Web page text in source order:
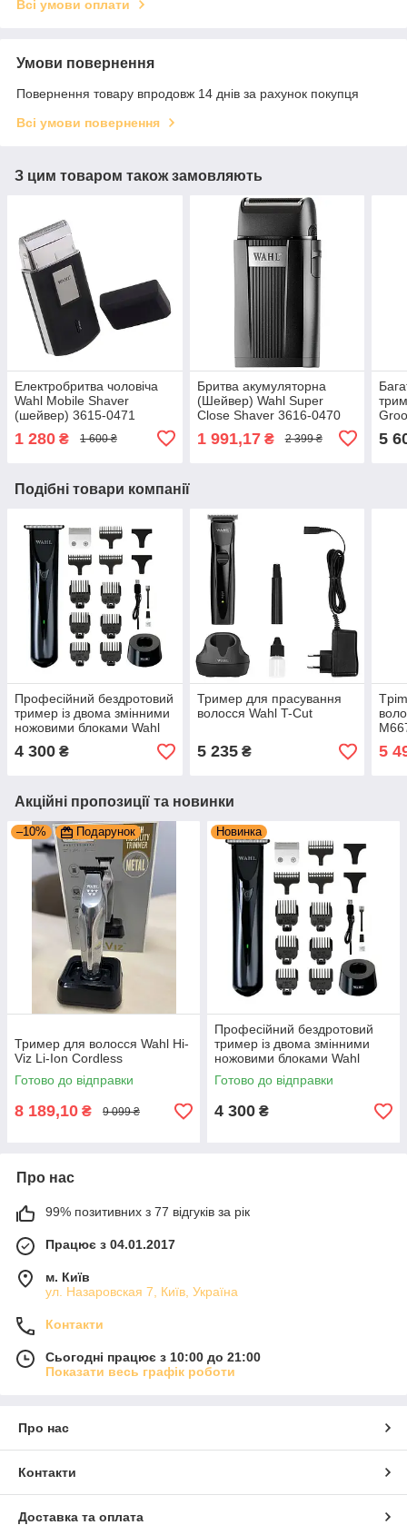
Всі умови оплати
Умови повернення
Повернення товару впродовж 14 днів за рахунок покупця
Всі умови повернення
З цим товаром також замовляють
Електробритва чоловіча
Wahl Mobile Shaver
(шейвер) 3615-0471
1 280 ₴ 1 600 ₴
Бритва акумуляторна
(Шейвер) Wahl Super
Close Shaver 3616-0470
1 991,17₴ 2 399 ₴ 5
Подібні товари компанії
Професійний бездротовий
тример із двома змінними
ножовими блоками Wahl
ChroMini Duo (3029222)
4 300 ₴
Тример для прасування
волосся Wahl T-Cut
5 235₴ 5
Акційні пропозиції та новинки
–10% Подарунок
Тример для волосся Wahl Hi-
Viz Li-Ion Cordless
Готово до відправки
8 189,10 ₴ 9 099 ₴
Новинка
Професійний бездротовий
тример із двома змінними
ножовими блоками Wahl
ChroMini Duo (3029222)
Готово до відправки
4 300 ₴
Про нас
99% позитивних з 77 відгуків за рік
Працює з 04.01.2017
м. Київ
ул. Назаровская 7, Київ, Україна
Контакти
Сьогодні працює з 10:00 до 21:00
Показати весь графік роботи
Про нас
Контакти
Доставка та оплата